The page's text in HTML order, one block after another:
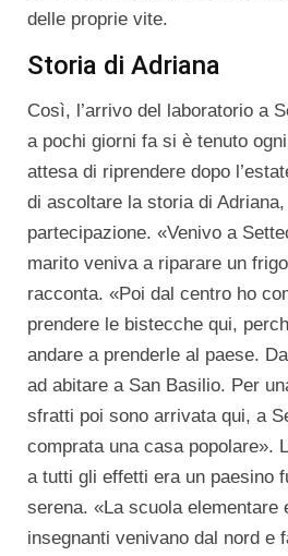
delle proprie vite.
Storia di Adriana
Così, l’arrivo del laboratorio a
a pochi giorni fa si è tenuto
attesa di riprendere dopo
di ascoltare la storia di
partecipazione. «Venivo a
marito veniva a riparare un
racconta. «Poi dal centro ho
prendere le bistecche qui,
andare a prenderle al paese.
ad abitare a San Basilio. Per
sfratti poi sono arrivata qui, a
comprata una casa popolare».
a tutti gli effetti era un paesino
serena. «La scuola elementare
insegnanti venivano dal nord e